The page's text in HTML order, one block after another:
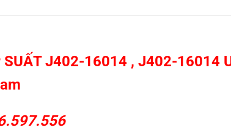
SUẤT J402-16014 , J402-16014